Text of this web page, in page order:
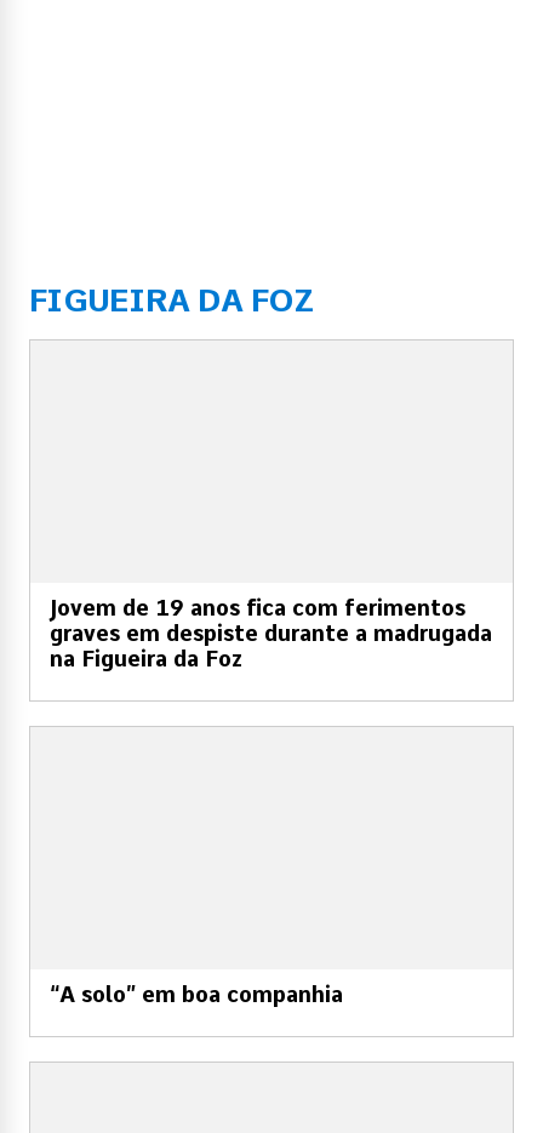
FIGUEIRA DA FOZ
Jovem de 19 anos fica com ferimentos
graves em despiste durante a madrugada
na Figueira da Foz
“A solo” em boa companhia